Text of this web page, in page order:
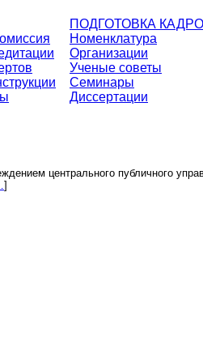
ПОДГОТОВКА
Номенклатура
Организации
Ученые советы
Семинары
Диссертации
центрального публичного
]